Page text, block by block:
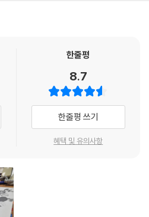
염병이 창궐했을 때 생긴 일들, 그리고
, 끔직한 전염병의 발병과 이로 인해 고
람들을 위로하고, 어떤 희생들을 치르
의 문명 세계에 도달하게 되었는지를 저
하고 경쾌한 어조로 살피고 있다.
한줄평
8.7
한줄평 쓰기
혜택 및 유의사항